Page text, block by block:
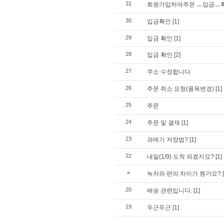
31 회원가입하여주문 ㅡ입금ㅡ
30 입금확인 [1]
29 입금 확인 [1]
28 입금 확인 [2]
27 주소 수정합니다
26 주문 취소 요청(품목변경) [1]
25 주문
24 주문 및 결재 [1]
23 과메기 저장법? [1]
22 내일(1/9) 도착 되겠지요? [1]
» 녹차와 편의 차이가 뭔가요?
20 배송 관련입니다. [1]
19 두근두근 [1]